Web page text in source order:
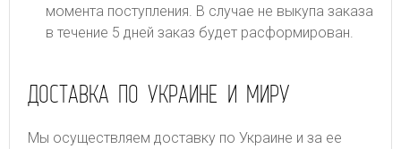
момента поступления. В случае не выкупа заказа
в течение 5 дней заказ будет расформирован.
ДОСТАВКА ПО УКРАИНЕ И МИРУ
Мы осуществляем доставку по Украине и за ее